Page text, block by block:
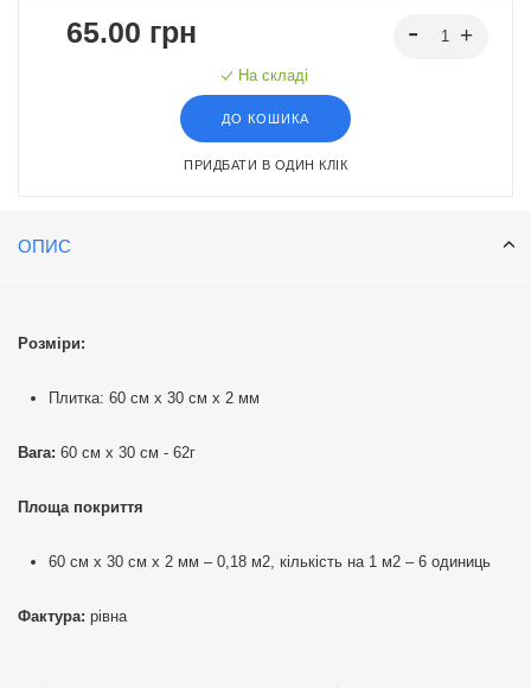
65.00 грн
На складі
ДО КОШИКА
ПРИДБАТИ В ОДИН КЛІК
ОПИС
Розміри:
Плитка: 60 см х 30 см х 2 мм
Вага: 60 см х 30 см - 62г
Площа покриття
60 см х 30 см х 2 мм – 0,18 м2, кількість на 1 м2 – 6 одиниць
Фактура: рівна